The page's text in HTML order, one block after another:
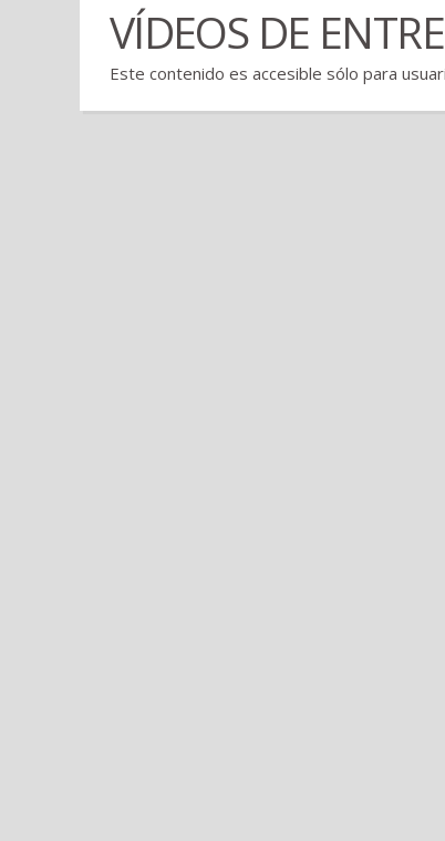
VÍDEOS DE
Este contenido es accesible sólo para